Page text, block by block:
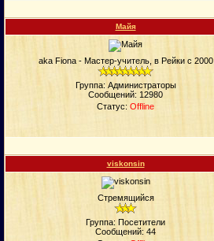
Майя
aka Fiona - Мастер-учитель, в Рейки с 2000
Группа: Администраторы
Сообщений: 12980
Статус: Offline
viskonsin
Стремящийся
Группа: Посетители
Сообщений: 44